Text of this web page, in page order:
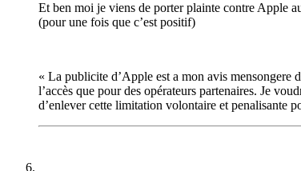
Et ben moi je viens de porter plainte contre Apple
(pour une fois que c’est positif)
« La publicite d’Apple est a mon avis mensongere
l’accès que pour des opérateurs partenaires. Je
d’enlever cette limitation volontaire et penalisante